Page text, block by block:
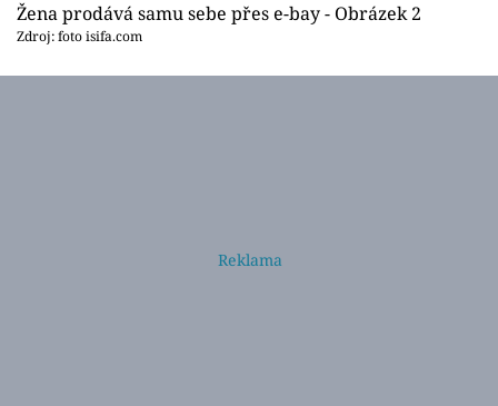
Žena prodává samu sebe přes e-bay - Obrázek 2
Zdroj: foto isifa.com